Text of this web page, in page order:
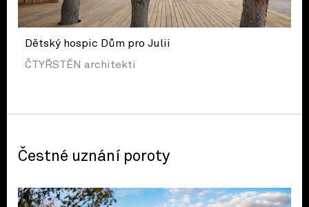
Dětský hospic Dům pro Julii
ČTYŘSTĚN architekti
Čestné uznání poroty